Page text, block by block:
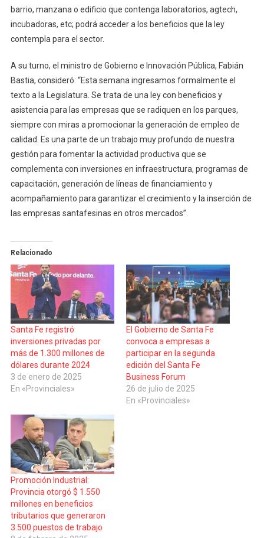
barrio, manzana o edificio que contenga laboratorios, agtech,
incubadoras, etc; podrá acceder a los beneficios que la ley
contempla para el sector.
A su turno, el ministro de Gobierno e Innovación Pública, Fabián
Bastia, consideró: “Esta semana ingresamos formalmente el
texto a la Legislatura. Se trata de una ley con beneficios y
asistencia para las empresas que se radiquen en los parques,
siempre con miras a promocionar la generación de empleo de
calidad. Es una parte de un trabajo muy profundo de nuestra
gestión para fomentar la actividad productiva que se
complementa con inversiones en infraestructura, programas de
capacitación, generación de líneas de financiamiento y
acompañamiento para garantizar el crecimiento y la inserción de
las empresas santafesinas en otros mercados”.
Relacionado
Santa Fe registró
inversiones privadas por
más de 1.300 millones de
dólares durante 2024
3 de enero de 2025
En «Provinciales»
El Gobierno de Santa Fe
convoca a empresas a
participar en la segunda
edición del Santa Fe
Business Forum
26 de julio de 2025
En «Provinciales»
Promoción Industrial:
Provincia otorgó $ 1.550
millones en beneficios
tributarios que generaron
3.500 puestos de trabajo